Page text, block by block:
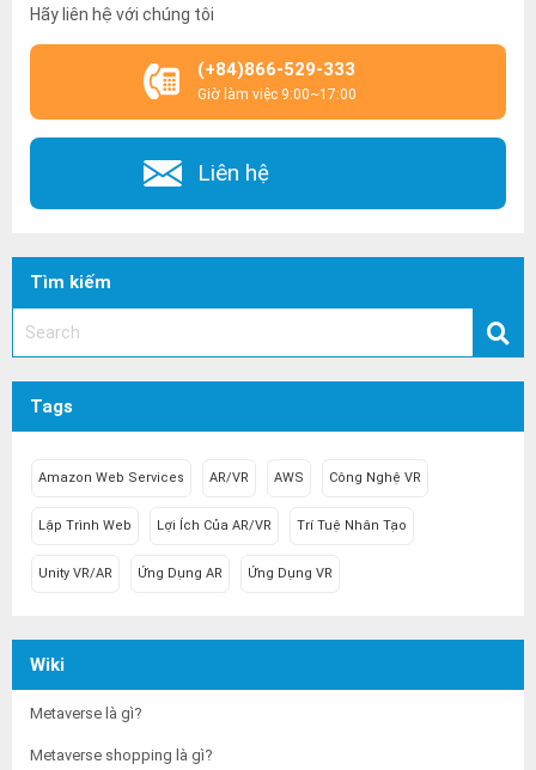
Hãy liên hệ với chúng tôi
(+84)866-529-333
Giờ làm việc 9:00~17:00
Liên hệ
Tìm kiếm
Tags
Amazon Web Services AR/VR AWS Công Nghệ VR
Lập Trình Web Lợi Ích Của AR/VR Trí Tuệ Nhân Tạo
Unity VR/AR Ứng Dụng AR Ứng Dụng VR
Wiki
Metaverse là gì?
Metaverse shopping là gì?